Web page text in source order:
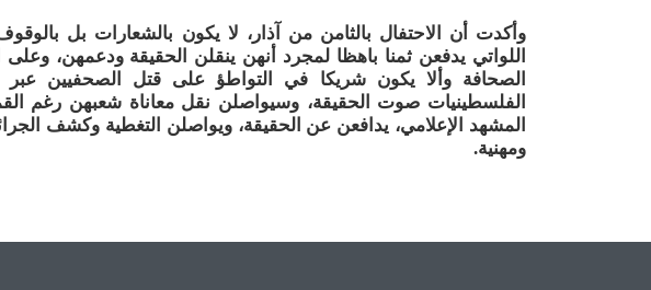
وأكدت أن الاحتفال بالثامن من آذار، لا يكون بالشعارات بل
اللواتي يدفعن ثمنا باهظا لمجرد أنهن ينقلن الحقيقة ودعمهن،
الصحافة وألا يكون شريكا في التواطؤ على قتل الصحفيين
الفلسطينيات صوت الحقيقة، وسيواصلن نقل معاناة شعبهن رغم
المشهد الإعلامي، يدافعن عن الحقيقة، ويواصلن التغطية وكشف
ومهنية.